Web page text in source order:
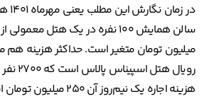
در
میلیون تومان متغیر است. حداکثر هزینه هم
رویال
هزینه اجاره یک نیم‌روز آن ۲۵۰ میلیون تومان است.